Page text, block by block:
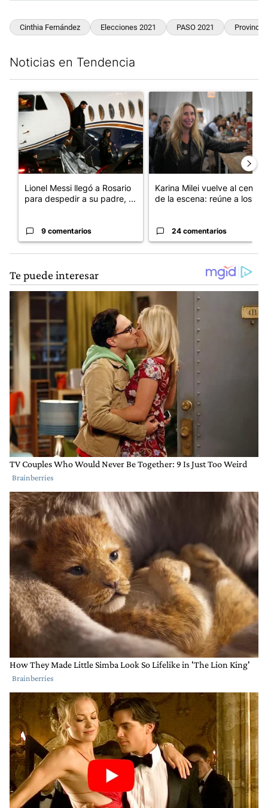
Cinthia Fernández Elecciones 2021 PASO 2021 Provincia
Noticias en Tendencia
Un artículo de tendencia con el título "Lionel Messi llegó a
Lionel Messi llegó a Rosario
para despedir a su padre, ...
9 comentarios
Un artículo de tendencia
Karina Milei vuelve al centro
de la escena: reúne a los...
24 comentarios